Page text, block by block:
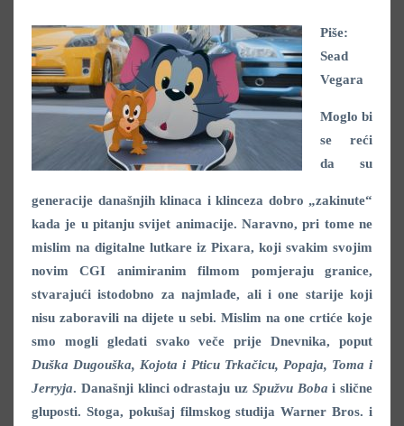
Piše:
Sead
Vegara
Moglo bi
se reći
da su
generacije današnjih klinaca i klinceza dobro „zakinute“
kada je u pitanju svijet animacije. Naravno, pri tome ne
mislim na digitalne lutkare iz Pixara, koji svakim svojim
novim CGI animiranim filmom pomjeraju granice,
stvarajući istodobno za najmlađe, ali i one starije koji
nisu zaboravili na dijete u sebi. Mislim na one crtiće koje
smo mogli gledati svako veče prije Dnevnika, poput
Duška Dugouška, Kojota i Pticu Trkačicu, Popaja, Toma i
Jerryja. Današnji klinci odrastaju uz Spužvu Boba i slične
gluposti. Stoga, pokušaj filmskog studija Warner Bros. i